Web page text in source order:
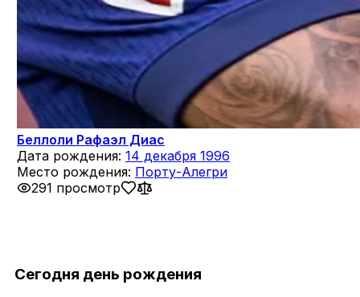
Беллоли Рафаэл Диас
Дата рождения: 14 декабря 1996
Место рождения: Порту-Алегри
291 просмотр
Сегодня день рождения